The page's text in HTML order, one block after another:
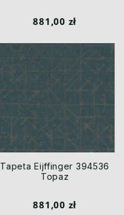
881,00 zł
Tapeta Eijffinger 394536
Topaz
881,00 zł